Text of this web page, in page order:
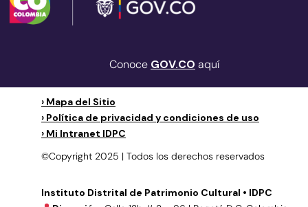
Conoce GOV.CO aquí
› Mapa del Sitio
› Política de privacidad y condiciones de uso
› Mi Intranet IDPC
©Copyright 2025 | Todos los derechos reservados
Instituto Distrital de Patrimonio Cultural • IDPC